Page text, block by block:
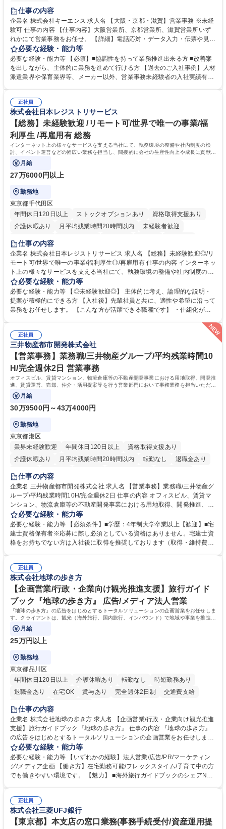
土日祝休み
仕事の内容
企業名 株式会社キーエンス 求人名 【大阪・京都・滋賀】営業事務 ※未経
験可 仕事の内容 【仕事内容】大阪営業所、京都営業所、滋賀営業所いず
れかにて営業事務をお任せ。 【詳細】電話応対・データ入力・伝票や見積
の作成・カタログ送付・来客対応・営業所内で発生する事務業務や業務改
善をお任せ。 【教育制度】ご入社後、育成担当とペアになりながらOJTに
て業務を覚えていただくことが可能です。業務システムがきちんと構築さ
れているため、スムーズに仕事に慣れることができる環境です。また、
募集職種 【大阪・京都・滋賀】営業事務 ※未経験可
必要な経験・能力等
必要な経験・能力等 【必須】■協調性を持って業務推進出来る方 ■改善案
を出しながら、主体的に業務を進めて行ける方 【過去のご入社事例】人材
派遣業界や保育業界等、メーカー以外、営業事務未経験者の入社実績有
えて、お客様や社員の状況に合わせ、能動的なサポート、改善の動きも期
待され。組織を支えるスペシャリストとして、チームに貢献し、結果的に
社員から頼られる存在になることができます。平均19:30の退勤以降の業
務の持ち帰りも禁止されており、メリハリのある働き方となります。 学
歴・資格 学歴：大学院 大学 高専 短大 語学力： 資格：
正社員
株式会社日本レジストリサービス
【総務】未経験歓迎 /リモート可/世界で唯一の事業/福
利厚生 /再雇用有 総務
インターネット上の様々なサービスを支える当社にて、執務環境の整備や社内制度の検
討、イベント運営などの幅広い業務を担当し、間接的に会社の生産性向上や成長に貢献し
ている部署です。
月給
27万6000円以上
勤務地
東京都千代田区
年間休日120日以上
ストックオプションあり
資格取得支援あり
介護休暇あり
月平均残業時間20時間以内
未経験者歓迎
住宅手当あり
完全週休2日制
交通費支給 駅近5分以内 土日祝休み 服装自由
仕事の内容
企業名 株式会社日本レジストリサービス 求人名 【総務】未経験歓迎◎/リ
モート可/世界で唯一の事業/福利厚生◎/再雇用有 仕事の内容 インターネッ
ト上の様々なサービスを支える当社にて、執務環境の整備や社内制度の検
討、イベント運営などの幅広い業務を担当し、間接的に会社の生産性向上
や成長に貢献している部署です。 会社の全メンバーが安心して長く成果を
発揮できる環境を整えるために、毎日のメンテナンスや維持管理に加え、
新たな施策検討を積極的に行っていただき、会社全体を巻き込み課題解決
善・イベント企画/運営・非常時の対応 など、本人の希望や適性によって
幅広い業務の体得が可能で、多様なキャリアパスを描くことも可能です。
募集職種 【総務】未経験歓迎◎/リモート可/世界で唯一の事業/福利厚生◎/
再雇用有
必要な経験・能力等
必要な経験・能力等 【◎未経験歓迎◎】 主体的に考え、論理的な説明・
提案が積極的にできる方 【入社後】先輩社員と共に、適性や希望に沿って
業務をお任せします。 【こんな方が活躍できる職種です】 ・仕組化が好
様々な立場で物事を考えられる・定型業務だけでなく突発的な出来事にも
対処できる・新しいことに興味関心がある 【魅力】■自己啓発支援：資格
取得や通信教育など費用の80%（年間25万円まで）を補助 ■住宅手当：家
賃の50%（月額7万円まで）を補助 学歴・資格 学歴：大学院 大学 語学
力： 資格：
正社員
三井物産都市開発株式会社
【営業事務】業務職/三井物産グループ/平均残業時間10
H/完全週休2日 営業事務
オフィスビル、賃貸マンション、物流倉庫等の不動産開発事業における用地取得、開発推
進、賃貸運営、売却、仲介・活用提案等を行う営業部門において事務業務を担当いただき
ます。
月給
30万9500円～43万4000円
勤務地
東京都港区
業界未経験歓迎
年間休日120日以上
資格取得支援あり
介護休暇あり
月平均残業時間20時間以内 転勤なし
退職金あり
在宅OK
賞与あり
駅近5分以内
土日祝休み 寮・社宅あり
仕事の内容
企業名 三井物産都市開発株式会社 求人名 【営業事務】業務職/三井物産グ
ループ/平均残業時間10H/完全週休2日 仕事の内容 オフィスビル、賃貸マ
ンション、物流倉庫等の不動産開発事業における用地取得、開発推進、賃
貸運営、売却、仲介・活用提案等を行う営業部門において事務業務を担当
いただきます。 【詳細】・契約書管理、契約書製本、捺印対応、ファイリ
ング、登記簿取得、調書取得・支払業務（各種費用支払、支払管理、請
求・支払データ登録、取引先マスター申請対応）・予算作成及び予実管
の他に担当頂く業務が発生する場合があります。 募集職種 【営業事務】
業務職/三井物産グループ/平均残業時間10H/完全週休2日
必要な経験・能力等
必要な経験・能力等 【必須条件】■学歴：4年制大学卒業以上【歓迎】■宅
建士資格保有者※応募に際し必須としている資格はありません。宅建士資
格をお持ちでない方は入社後に取得を推奨しております（取得・維持費用
ション力がある方。 ・チャレンジを厭わず、粘り強く業務に取り組める
方。多様な関係者と謙虚に信頼関係を構築でき、期限を意識したスケジュ
ール管理が出来る方。※将来的に他部署（営業部門、コーポレート部門）
へのジョブローテーションの可能性があります。 学歴・資格 学歴：大学
院 大学 語学力： 資格：宅地建物取引士
正社員
株式会社地球の歩き方
【企画営業/行政・企業向け観光推進支援】旅行ガイド
ブック『地球の歩き方』 広告/メディア法人営業
『地球の歩き方』の広告をはじめとするトータルソリューションの企画営業をお任せしま
す。クライアントは、観光（海外旅行、国内旅行、インバウンド）で地域や事業を推進し
たい国内外の行政や企業です。
月給
25万円以上
勤務地
東京都品川区
年間休日120日以上
介護休暇あり 転勤なし
時短勤務あり
退職金あり
在宅OK 賞与あり 完全週休2日制
交通費支給
駅近5分以内
仕事の内容
企業名 株式会社地球の歩き方 求人名 【企画営業/行政・企業向け観光推進
支援】旅行ガイドブック『地球の歩き方』 仕事の内容 『地球の歩き方』
の広告をはじめとするトータルソリューションの企画営業をお任せしま
す。クライアントは、観光（海外旅行、国内旅行、インバウンド）で地域
や事業を推進したい国内外の行政や企業です。 【業務詳細】■『地球の歩
き方』は海外旅行ガイドブックのNo.1ブランドであり、国内旅行において
も牽引しております。観光推進支援においても、業界を牽引する意欲的な
に、インバウンドのトップブランドに成長しております■旅が業務であ
り、日常です。旅好きにはこれ以上ない環境です 募集職種 【企画営業/行
政・企業向け観光推進支援】旅行ガイドブック『地球の歩き方』
必要な経験・能力等
必要な経験・能力等 【いずれかの経験】法人営業/広告/PR/マーケティン
グ/メディア企画 【働き方】在宅勤務可能/フレックスタイム/子育て中の方
でも働きやすい環境です。 【魅力】 ■海外旅行ガイドブックのシェアNo.1
であり、「地球の歩き方」としてどう取り組むか、共に形を作るコアメン
バーとして活躍いただきます。 学歴・資格 学歴：大学院 大学 語学力： 資
格：
正社員
株式会社三菱UFJ銀行
【東京都】本支店の窓口業務(事務手続受付/資産運用提